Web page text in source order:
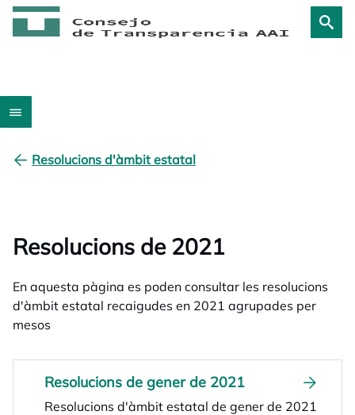
Resolucions d'àmbit estatal
Resolucions de 2021
En aquesta pàgina es poden consultar les resolucions
d'àmbit estatal recaigudes en 2021 agrupades per
mesos
Resolucions de gener de 2021
Resolucions d'àmbit estatal de gener de 2021